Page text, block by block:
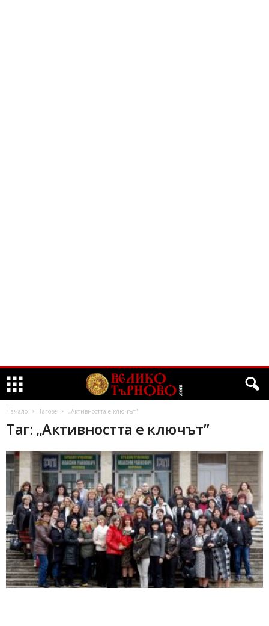
Начало Тагове „Активността е ключът”
Таг: „Активността е ключът”